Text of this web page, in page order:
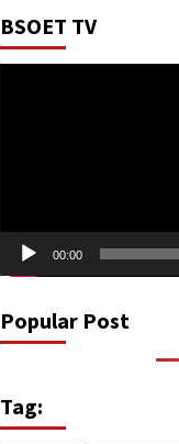
BSOET TV
00:00
Popular Post
Tag: